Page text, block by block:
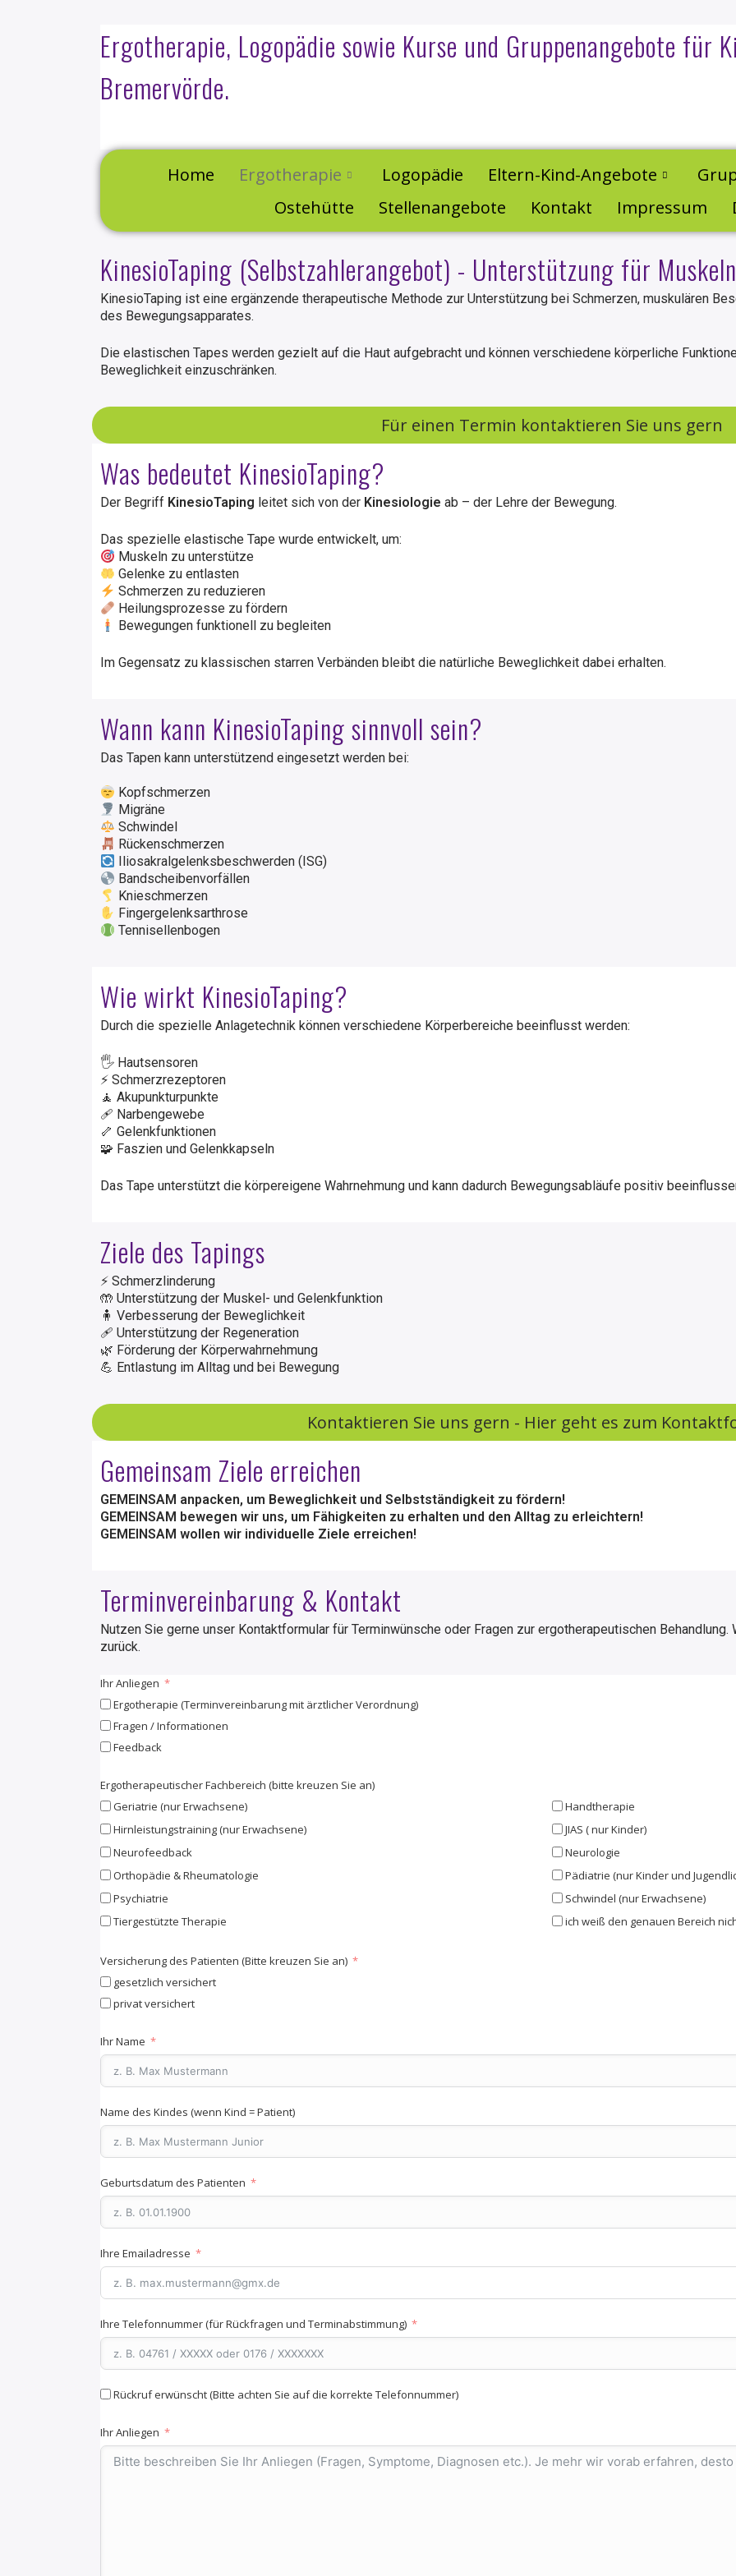
Ergotherapie, Logopädie sowie Kurse und Gruppenangebote für
Bremervörde.
Home Ergotherapie Logopädie Eltern-Kind-Angebote
Ostehütte
Stellenangebote Kontakt Impressum
KinesioTaping (Selbstzahlerangebot) - Unterstützung für
KinesioTaping ist eine ergänzende therapeutische Methode zur Unterstützung bei Schmerzen, muskulären
des Bewegungsapparates.
Die elastischen Tapes werden gezielt auf die Haut aufgebracht und können verschiedene körperliche
Beweglichkeit einzuschränken.
Für einen Termin kontaktieren Sie uns gern
Was bedeutet KinesioTaping?
Der Begriff KinesioTaping leitet sich von der Kinesiologie ab – der Lehre der Bewegung.
Das spezielle elastische Tape wurde entwickelt, um:
Muskeln zu unterstütze
Gelenke zu entlasten
Schmerzen zu reduzieren
Heilungsprozesse zu fördern
Bewegungen funktionell zu begleiten
Im Gegensatz zu klassischen starren Verbänden bleibt die natürliche Beweglichkeit dabei erhalten.
Wann kann KinesioTaping sinnvoll sein?
Das Tapen kann unterstützend eingesetzt werden bei:
Kopfschmerzen
Migräne
Schwindel
Rückenschmerzen
Iliosakralgelenksbeschwerden (ISG)
Bandscheibenvorfällen
Knieschmerzen
Fingergelenksarthrose
Tennisellenbogen
Wie wirkt KinesioTaping?
Durch die spezielle Anlagetechnik können verschiedene Körperbereiche beeinflusst werden:
🖐️ Hautsensoren
⚡ Schmerzrezeptoren
🧘 Akupunkturpunkte
🩹 Narbengewebe
🦴 Gelenkfunktionen
🧩 Faszien und Gelenkkapseln
Das Tape unterstützt die körpereigene Wahrnehmung und kann dadurch Bewegungsabläufe positiv
Ziele des Tapings
⚡ Schmerzlinderung
🤲 Unterstützung der Muskel- und Gelenkfunktion
🧍 Verbesserung der Beweglichkeit
🩹 Unterstützung der Regeneration
🌿 Förderung der Körperwahrnehmung
💪 Entlastung im Alltag und bei Bewegung
Kontaktieren Sie uns gern - Hier geht es zum
Gemeinsam Ziele erreichen
GEMEINSAM anpacken, um Beweglichkeit und Selbstständigkeit zu fördern!
GEMEINSAM bewegen wir uns, um Fähigkeiten zu erhalten und den Alltag zu erleichtern!
GEMEINSAM wollen wir individuelle Ziele erreichen!
Terminvereinbarung & Kontakt
Nutzen Sie gerne unser Kontaktformular für Terminwünsche oder Fragen zur ergotherapeutischen
zurück.
Ihr Anliegen
Ergotherapie (Terminvereinbarung mit ärztlicher Verordnung)
Fragen / Informationen
Feedback
Ergotherapeutischer Fachbereich (bitte kreuzen Sie an)
Geriatrie (nur Erwachsene)
Handtherapie
Hirnleistungstraining (nur Erwachsene)
JIAS ( nur Kinder)
Neurofeedback
Neurologie
Orthopädie & Rheumatologie
Pädiatrie (nur Kinder und
Psychiatrie
Schwindel (nur Erwachsene)
Tiergestützte Therapie
ich weiß den genauen Bereich
Versicherung des Patienten (Bitte kreuzen Sie an)
gesetzlich versichert
privat versichert
Ihr Name
Name des Kindes (wenn Kind = Patient)
Geburtsdatum des Patienten
Ihre Emailadresse
Ihre Telefonnummer (für Rückfragen und Terminabstimmung)
Rückruf erwünscht (Bitte achten Sie auf die korrekte Telefonnummer)
Ihr Anliegen